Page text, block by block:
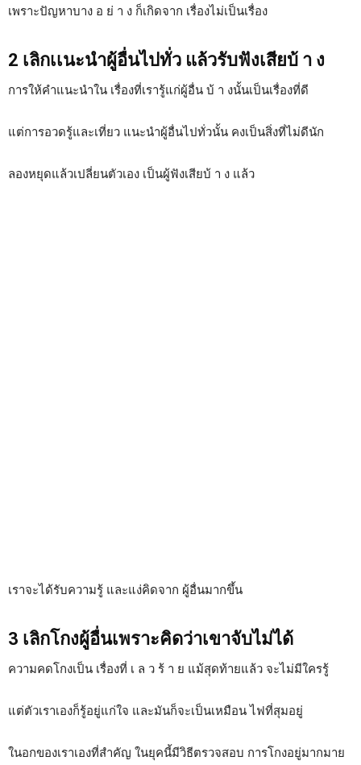
เพราะปัญหาบาง อ ย่ า ง ก็เกิดจาก เรื่องไม่เป็นเรื่อง
2 เลิกเเนะนำผู้อื่นไปทั่ว แล้วรับฟังเสียบ้ า ง
การให้คำแนะนำใน เรื่องที่เรารู้แก่ผู้อื่น บ้ า งนั้นเป็นเรื่องที่ดี
แต่การอวดรู้และเที่ยว แนะนำผู้อื่นไปทั่วนั้น คงเป็นสิ่งที่ไม่ดีนัก
ลองหยุดแล้วเปลี่ยนตัวเอง เป็นผู้ฟังเสียบ้ า ง แล้ว
เราจะได้รับความรู้ และแง่คิดจาก ผู้อื่นมากขึ้น
3 เลิกโกงผู้อื่นเพราะคิดว่าเขาจับไม่ได้
ความคดโกงเป็น เรื่องที่ เ ล ว ร้ า ย แม้สุดท้ายแล้ว จะไม่มีใครรู้
แต่ตัวเราเองก็รู้อยู่แก่ใจ และมันก็จะเป็นเหมือน ไฟที่สุมอยู่
ในอกของเราเองที่สำคัญ ในยุคนี้มีวิธีตรวจสอบ การโกงอยู่มากมาย